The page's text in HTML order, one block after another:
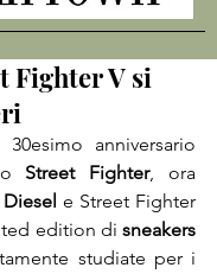
Fighter V si
anniversario
Street Fighter
Diesel e Street Fighter
edition di sneakers
studiate per i